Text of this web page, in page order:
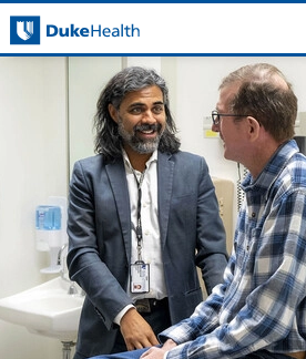
Saltar navegación